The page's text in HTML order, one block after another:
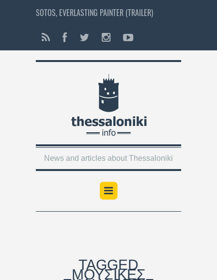
SOTOS, EVERLASTING PAINTER (TRAILER)
News and articles about Thessaloniki
TAGGED
ΜΟΥΣΙΚΈΣ